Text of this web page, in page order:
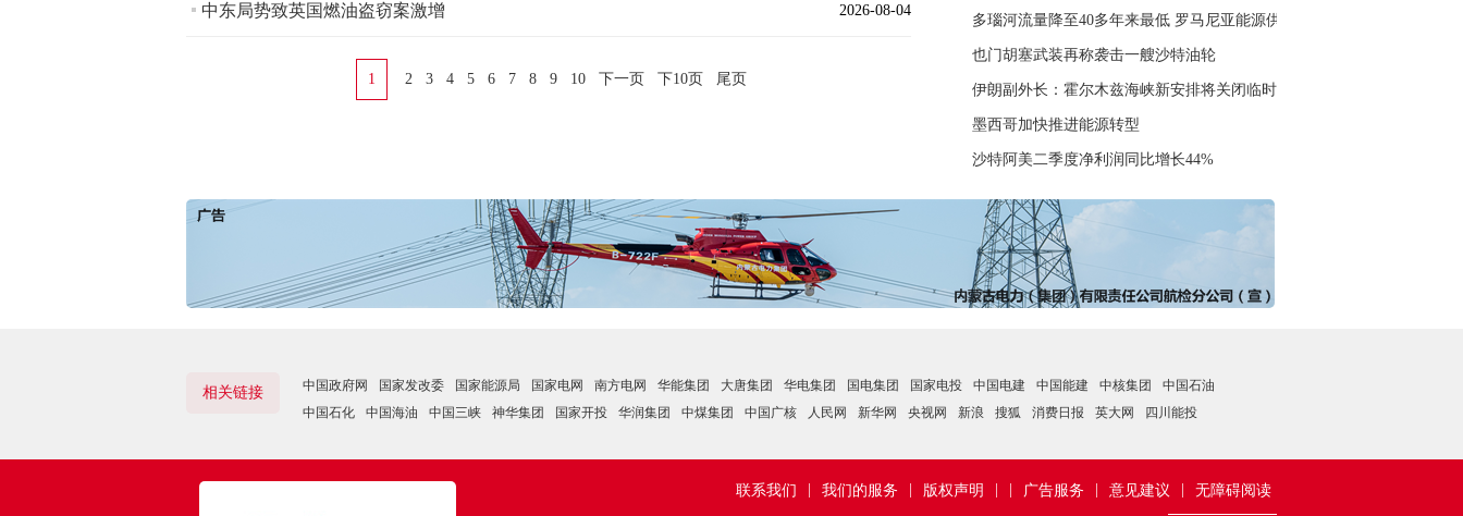
中东局势致英国燃油盗窃案激增 2026-08-04
1 2 3 4 5 6 7 8 9 10 下一页 下10页 尾页
多瑙河流量降至40多年来最低 罗马尼亚能源供应承压
也门胡塞武装再称袭击一艘沙特油轮
伊朗副外长：霍尔木兹海峡新安排将关闭临时航道
墨西哥加快推进能源转型
沙特阿美二季度净利润同比增长44%
相关链接 中国政府网 国家发改委 国家能源局 国家电网 南方电网 华能集团 大唐集团 华电集团 国电集团 国家电投 中国电建 中国能建 中核集团
中国石油
中国石化
中国海油 中国三峡 神华集团 国家开投 华润集团 中煤集团 中国广核 人民网 新华网 央视网 新浪 搜狐 消费日报 英大网 四川能投
无障碍阅读
意见建议
广告服务
版权声明
我们的服务
联系我们